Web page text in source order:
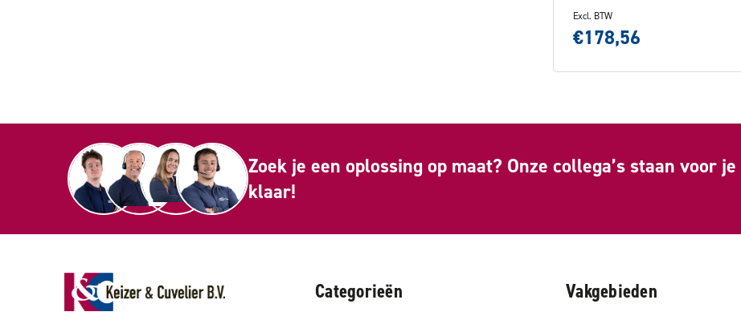
Excl. BTW
€178,56
Zoek je een oplossing op maat? Onze collega’s staan voor je
klaar!
Categorieën Vakgebieden